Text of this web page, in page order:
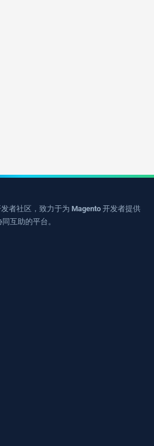
者社区，致力于为 Magento 开发者提供
互助的平台。